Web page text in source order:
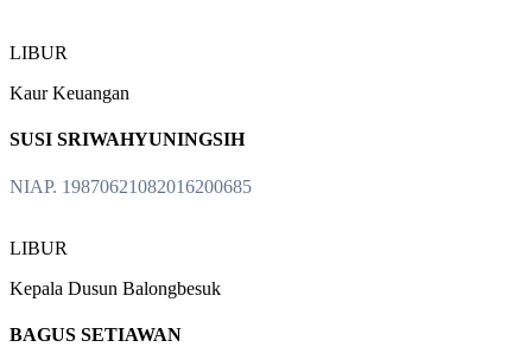
LIBUR
Kaur Keuangan
SUSI SRIWAHYUNINGSIH
NIAP. 19870621082016200685
LIBUR
Kepala Dusun Balongbesuk
BAGUS SETIAWAN